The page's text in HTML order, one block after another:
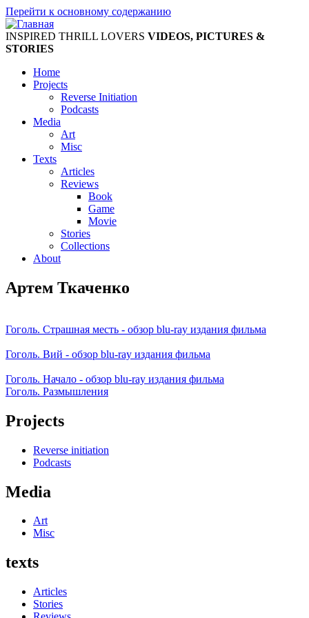
Перейти к основному содержанию
INSPIRED THRILL LOVERS VIDEOS, PICTURES &
STORIES
Home
Projects
Reverse Initiation
Podcasts
Media
Art
Misc
Texts
Articles
Reviews
Book
Game
Movie
Stories
Collections
About
Артем Ткаченко
Гоголь. Страшная месть - обзор blu-ray издания фильма
Гоголь. Вий - обзор blu-ray издания фильма
Гоголь. Начало - обзор blu-ray издания фильма
Гоголь. Размышления
Projects
Reverse initiation
Podcasts
Media
Art
Misc
texts
Articles
Stories